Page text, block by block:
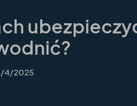
4/2025